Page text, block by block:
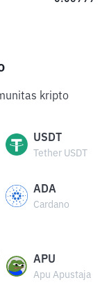
kripto
USDT
Tether USDT
ADA
Cardano
APU
Apu Apustaja